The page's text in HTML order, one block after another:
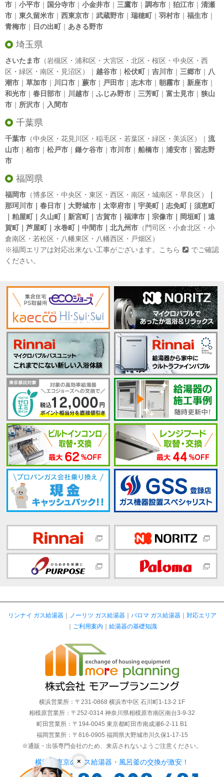
市 ｜ 小平市 ｜ 国分寺市 ｜ 小金井市 ｜ 三鷹市 ｜ 調布市 ｜ 狛江市 ｜ 清瀬
市 ｜ 東久留米市 ｜ 西東京市 ｜ 武蔵野市 ｜ 瑞穂町｜ 羽村市 ｜ 福生市 ｜
青梅市 ｜ 日の出町｜ あきる野市
埼玉県
さいたま市 （岩槻区・浦和区・大宮区・北区・桜区・中央区・西
区・緑区・南区・見沼区）｜ 越谷市 ｜ 松伏町｜ 吉川市 ｜ 三郷市 ｜ 八
潮市 ｜ 草加市 ｜ 川口市 ｜ 蕨市 ｜ 戸田市 ｜ 志木市 ｜ 朝霧市 ｜ 新座市 ｜
和光市 ｜ 春日部市 ｜ 川越市 ｜ ふじみ野市 ｜ 三芳町｜ 富士見市 ｜ 狭山
市 ｜ 所沢市 ｜ 入間市
千葉県
千葉市 （中央区・花見川区・稲毛区・若葉区・緑区・美浜区）｜ 流
山市 ｜ 柏市 ｜ 松戸市 ｜ 鎌ケ谷市 ｜ 市川市 ｜ 船橋市 ｜ 浦安市 ｜ 習志野
市
福岡県
福岡市 （博多区・中央区・東区・西区・南区・城南区・早良区）
那珂川市｜春日市｜大野城市｜太宰府市｜宇美町｜志免町｜須恵町
｜粕屋町｜久山町｜新宮町｜古賀市｜福津市｜宗像市｜岡垣町｜遠
賀町｜芦屋町｜水巻町｜中間市｜北九州市 （門司区・小倉北区・小
倉南区・若松区・八幡東区・八幡西区・戸畑区）
※福岡エリアは対応出来ない工事がございます。
こちら
でご確認
ください。
×
リンナイ ガス給湯器｜ ノーリツ ガス給湯器｜ パロマ ガス給湯器｜ 対応エリア
｜ ご利用案内 ｜ 給湯器の基礎知識
横浜営業所：〒231-0868 横浜市中区 石川町1-13-2 1F
相模原営業所：〒252-0314 神奈川県相模原市南区南台3-9-32
町田営業所：〒194-0045 東京都町田市南成瀬6-2-11 B1
福岡営業所：〒816-0905 福岡県大野城市川久保1-17-15
※通販・出張専門会社のため、来店されないようご注意ください。
横浜・東京のガス給湯器・風呂釜の交換が激安！